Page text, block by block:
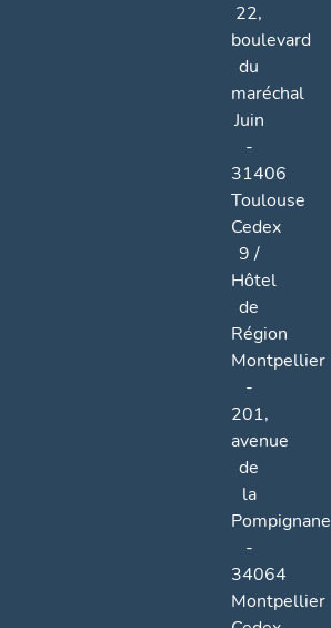
22,
boulevard
du
maréchal
Juin
-
31406
Toulouse
Cedex
9 /
Hôtel
de
Région
Montpellier
-
201,
avenue
de
la
Pompignane
-
34064
Montpellier